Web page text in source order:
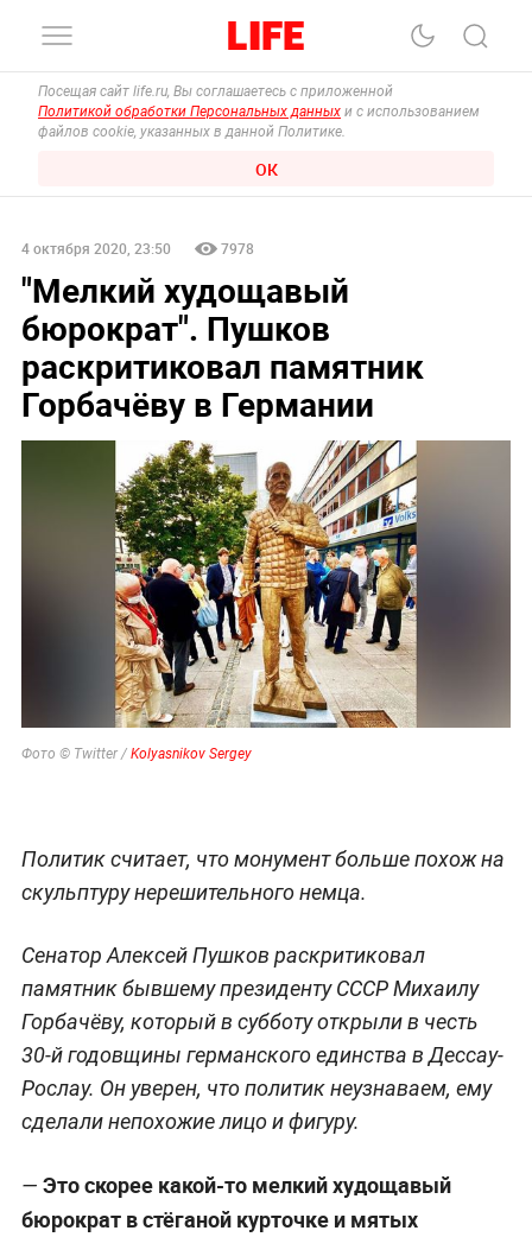
Посещая сайт life.ru, Вы соглашаетесь с приложенной
Политикой обработки Персональных данных и с использованием
файлов cookie, указанных в данной Политике.
ОК
4 октября 2020, 23:50 7978
"Мелкий худощавый
бюрократ". Пушков
раскритиковал памятник
Горбачёву в Германии
Фото © Twitter /Kolyasnikov Sergey
Политик считает, что монумент больше похож на
скульптуру нерешительного немца.
Сенатор Алексей Пушков раскритиковал
памятник бывшему президенту СССР Михаилу
Горбачёву, который в субботу открыли в честь
30-й годовщины германского единства в Дессау-
Рослау. Он уверен, что политик неузнаваем, ему
сделали непохожие лицо и фигуру.
— Это скорее какой-то мелкий худощавый
бюрократ в стёганой курточке и мятых